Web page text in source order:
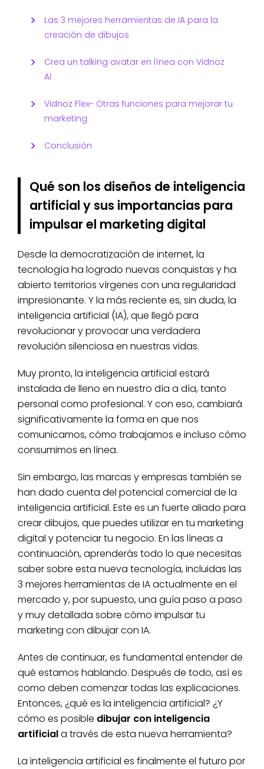
Las 3 mejores herramientas de IA para la
creación de dibujos
Crea un talking avatar en línea con Vidnoz
AI
Vidnoz Flex- Otras funciones para mejorar tu
marketing
Conclusión
Qué son los diseños de inteligencia
artificial y sus importancias para
impulsar el marketing digital
Desde la democratización de internet, la
tecnología ha logrado nuevas conquistas y ha
abierto territorios vírgenes con una regularidad
impresionante. Y la más reciente es, sin duda, la
inteligencia artificial (IA), que llegó para
revolucionar y provocar una verdadera
revolución silenciosa en nuestras vidas.
Muy pronto, la inteligencia artificial estará
instalada de lleno en nuestro día a día, tanto
personal como profesional. Y con eso, cambiará
significativamente la forma en que nos
comunicamos, cómo trabajamos e incluso cómo
consumimos en línea.
Sin embargo, las marcas y empresas también se
han dado cuenta del potencial comercial de la
inteligencia artificial. Este es un fuerte aliado para
crear dibujos, que puedes utilizar en tu marketing
digital y potenciar tu negocio. En las líneas a
continuación, aprenderás todo lo que necesitas
saber sobre esta nueva tecnología, incluidas las
3 mejores herramientas de IA actualmente en el
mercado y, por supuesto, una guía paso a paso
y muy detallada sobre cómo impulsar tu
marketing con dibujar con IA.
Antes de continuar, es fundamental entender de
qué estamos hablando. Después de todo, así es
como deben comenzar todas las explicaciones.
Entonces, ¿qué es la inteligencia artificial? ¿Y
cómo es posible dibujar con inteligencia
artificiala través de esta nueva herramienta?
La inteligencia artificial es finalmente el futuro por